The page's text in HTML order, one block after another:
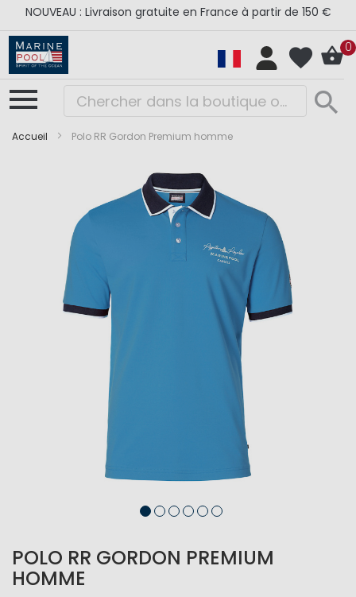
NOUVEAU : Livraison gratuite en France à partir de 150 €
0
Accueil Polo RR Gordon Premium homme
images
beginning
images
POLO RR GORDON PREMIUM
HOMME